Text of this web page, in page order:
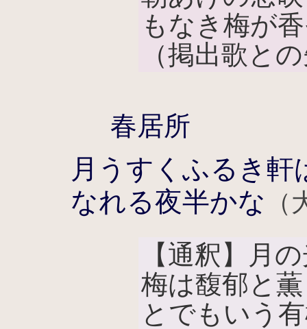
もなき梅が
（掲出歌と
春居所
月うすくふるき
なれる夜半かな
【通釈】月
梅は馥郁と
とでもいう